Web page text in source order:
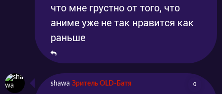
что мне грустно от того, что
аниме уже не так нравится как
раньше
shawa Зритель OLD-Батя 0